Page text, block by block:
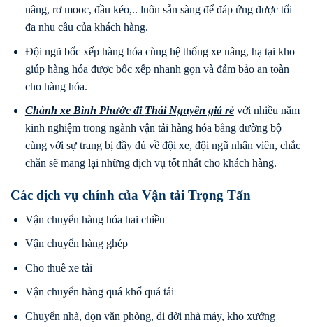
nâng, rơ mooc, đầu kéo,.. luôn sẵn sàng để đáp ứng được tối
đa nhu cầu của khách hàng.
Đội ngũ bốc xếp hàng hóa cùng hệ thống xe nâng, hạ tại kho
giúp hàng hóa được bốc xếp nhanh gọn và đảm bảo an toàn
cho hàng hóa.
Chành xe Bình Phướcđi Thái Nguyên giá rẻvới nhiều năm
kinh nghiệm trong ngành vận tải hàng hóa bằng đường bộ
cùng với sự trang bị đầy đủ về đội xe, đội ngũ nhân viên, chắc
chắn sẽ mang lại những dịch vụ tốt nhất cho khách hàng.
Các dịch vụ chính của Vận tải Trọng Tấn
Vận chuyển hàng hóa hai chiều
Vận chuyển hàng ghép
Cho thuê xe tải
Vận chuyển hàng quá khổ quá tải
Chuyển nhà, dọn văn phòng, di dời nhà máy, kho xưởng